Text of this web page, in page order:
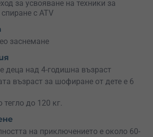
. При участие на деца инструкторът
дали детето може и иска да
и ако е необходимо, детето
момент, защото
го заслужавате!
книжка не се изискват!
за усвояване на техники за
с ATV
заснемане
деца над 4-годишна възраст
възраст за шофиране от дете е 6
до 120 кг.
на приключението е около 60-